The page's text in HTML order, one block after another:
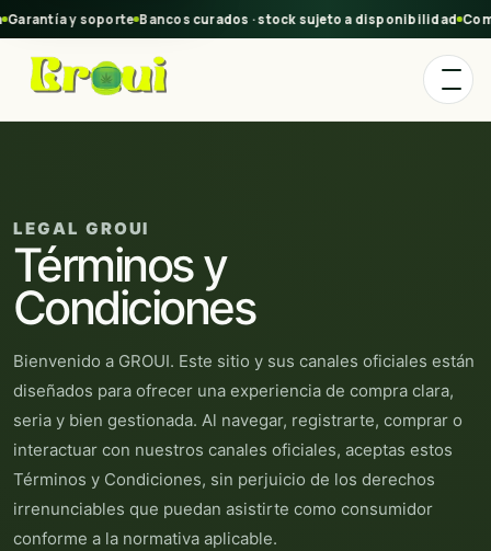
y soporte Bancos curados · stock sujeto a disponibilidad Compra
LEGAL GROUI
Términos y
Condiciones
Bienvenido a GROUI. Este sitio y sus canales oficiales están
diseñados para ofrecer una experiencia de compra clara,
seria y bien gestionada. Al navegar, registrarte, comprar o
interactuar con nuestros canales oficiales, aceptas estos
Términos y Condiciones, sin perjuicio de los derechos
irrenunciables que puedan asistirte como consumidor
conforme a la normativa aplicable.